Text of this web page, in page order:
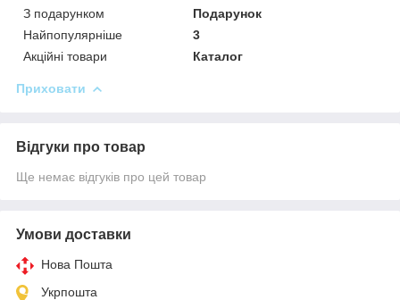
З подарунком
Подарунок
Найпопулярніше
3
Акційні товари
Каталог
Приховати
Відгуки про товар
Ще немає відгуків про цей товар
Умови доставки
Нова Пошта
Укрпошта